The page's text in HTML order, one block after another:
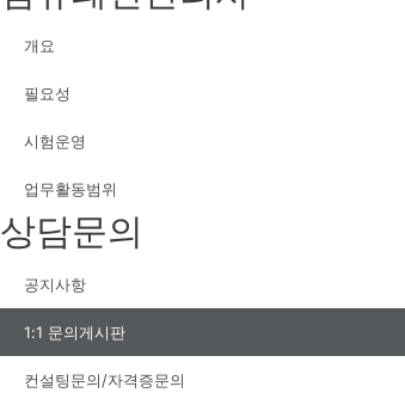
개요
필요성
시험운영
업무활동범위
상담문의
공지사항
1:1 문의게시판
컨설팅문의/자격증문의